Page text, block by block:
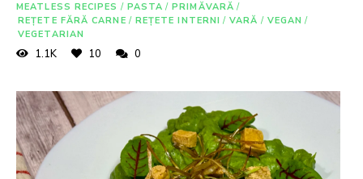
MEATLESS RECIPES / PASTA / PRIMĂVARĂ /
REȚETE FĂRĂ CARNE / REȚETE INTERNI / VARĂ / VEGAN /
VEGETARIAN
1.1K 10 0